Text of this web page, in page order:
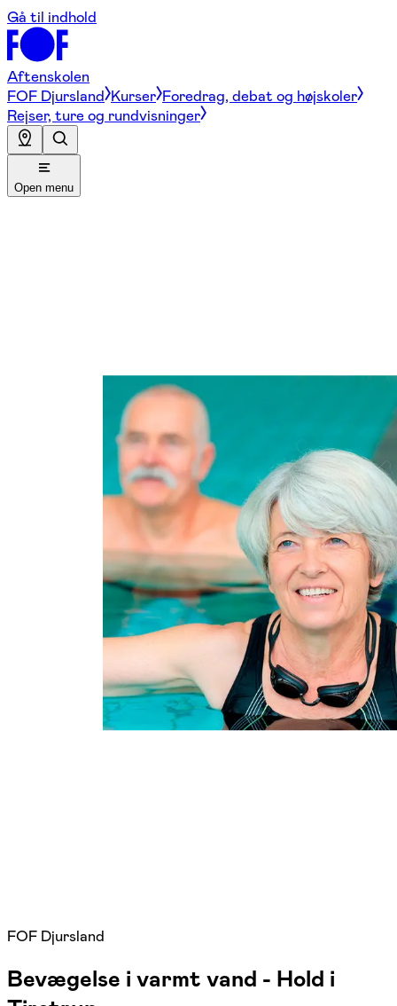
Gå til indhold
Aftenskolen
FOF Djursland Kurser Foredrag, debat og højskoler
Rejser, ture og rundvisninger
Open menu
FOF Djursland
Bevægelse i varmt vand - Hold i